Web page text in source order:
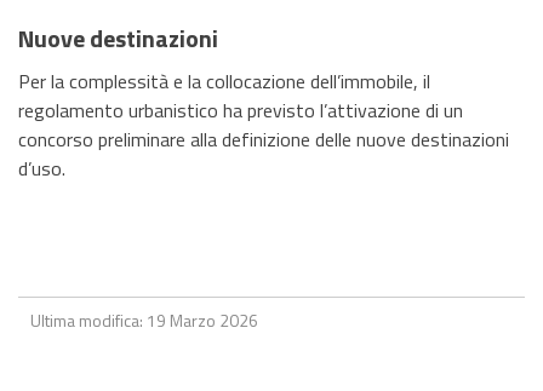
Nuove destinazioni
Per la complessità e la collocazione dell’immobile, il
regolamento urbanistico ha previsto l’attivazione di un
concorso preliminare alla definizione delle nuove destinazioni
d’uso.
Ultima modifica: 19 Marzo 2026